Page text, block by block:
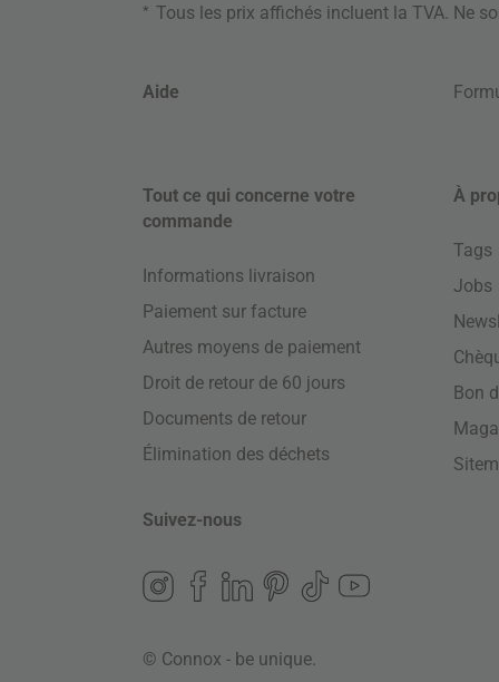
* Tous les prix affichés incluent la TVA. Ne
Aide
Tout ce qui concerne votre
commande
Informations livraison
Paiement sur facture
Autres moyens de paiement
Droit de retour de 60 jours
Documents de retour
Élimination des déchets
À
Tags
Jobs
Bon
Suivez-nous
© Connox - be unique.